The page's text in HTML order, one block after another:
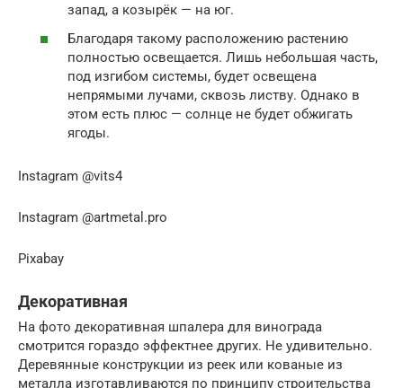
запад, а козырёк — на юг.
Благодаря такому расположению растению
полностью освещается. Лишь небольшая часть,
под изгибом системы, будет освещена
непрямыми лучами, сквозь листву. Однако в
этом есть плюс — солнце не будет обжигать
ягоды.
Instagram @vits4
Instagram @artmetal.pro
Pixabay
Декоративная
На фото декоративная шпалера для винограда
смотрится гораздо эффектнее других. Не удивительно.
Деревянные конструкции из реек или кованые из
металла изготавливаются по принципу строительства